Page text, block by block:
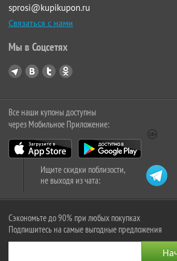
sprosi@kupikupon.ru
Связаться с нами
Мы в Соцсетях
Все наши купоны доступны
через Мобильное Приложение:
Ищите скидки поблизости,
не выходя из чата:
Сэкономьте до 90% при любых покупках
Подпишитесь на самые выгодные предложения